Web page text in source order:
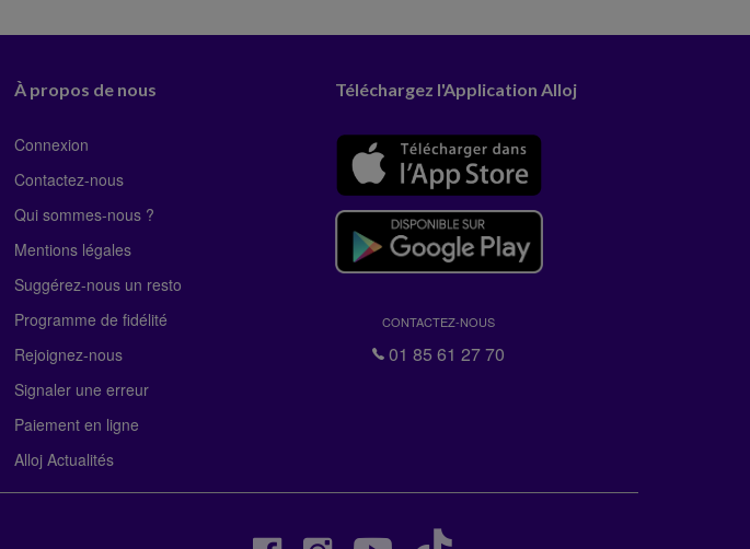
À propos de nous
Connexion
Contactez-nous
Qui sommes-nous ?
Mentions légales
Suggérez-nous un resto
Programme de fidélité
Rejoignez-nous
Signaler une erreur
Paiement en ligne
Alloj Actualités
Téléchargez l'Application Alloj
CONTACTEZ-NOUS
01 85 61 27 70